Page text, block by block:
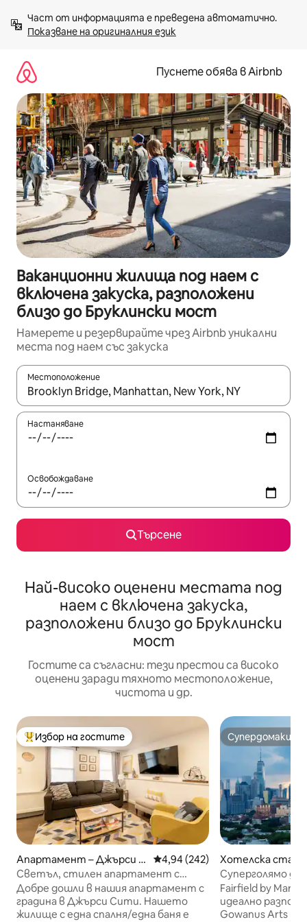
към
съдържанието
Показване на оригиналния език
Пуснете обява в Airbnb
Ваканционни жилища под наем с
включена закуска, разположени
близо до Бруклински мост
Намерете и резервирайте чрез Airbnb уникални
места под наем със закуска
Местоположение
Когато резултатите се покажат, използвайте
Настаняване
Освобождаване
Търсене
Най-високо оценени местата под
наем с включена закуска,
разположени близо до Бруклински
мост
Гостите са съгласни: тези престои са високо
оценени заради тяхното местоположение,
чистота и др.
Най-популярен избор на гостите
Избор на гостите
Апартамент – Джърси С
ити
Средна оценка: 4,94 от 5,
4,94 (242)
Светъл, стилен апартамент с
градина на минути от Ню Йорк
Добре дошли в нашия апартамент с
градина в Джърси Сити. Нашето
жилище с една спалня/една баня е
Супердомакин
Супердомакин
Хотелска стая
Суперголямо
закуска.
Fairfield by
идеално
Gowanus Arts